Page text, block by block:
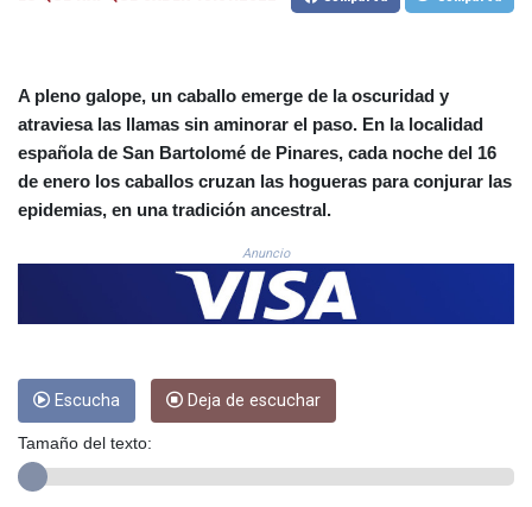
CUC 1.153549
CUP 30.569047
CVE 110.185618
CZK 24.233468
DJF 205.370263
DOP 67.201294
DZD 153.450895
EGP 57.316497
FJD 2.552746
FKP 0.856878
GEL 3.016492
A pleno galope, un caballo emerge de la oscuridad y
atraviesa las llamas sin aminorar el paso. En la localidad
española de San Bartolomé de Pinares, cada noche del 16
de enero los caballos cruzan las hogueras para conjurar las
epidemias, en una tradición ancestral.
Anuncio
Escucha Deja de escuchar
Tamaño del texto: